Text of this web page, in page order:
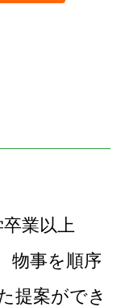
卒業以上
物事を順序
提案ができ